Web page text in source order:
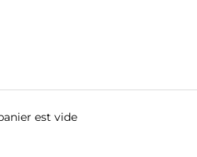
est vide